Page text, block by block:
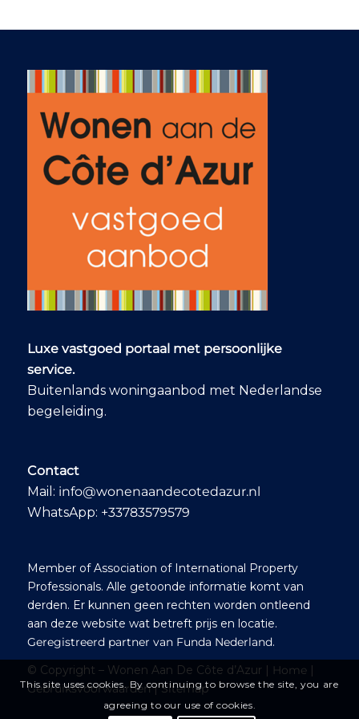
op mail en app. De
geweldig, reageren
ook snel en spreken
zitten er ook bij, bij
de notaris om zaken
onduidelijk is. Dus
zullen wij Living on
the cotes d azur bij
iedereen aanbevelen
die hier op zoek is
Luxe vastgoed portaal met persoonlijke
service.
Buitenlands woningaanbod met Nederlandse
begeleiding.
Contact
Mail: info@wonenaandecotedazur.nl
WhatsApp: +33783579579
Member of Association of International Property
Professionals. Alle getoonde informatie komt van
derden. Er kunnen geen rechten worden ontleend
aan deze website wat betreft prijs en locatie.
Geregistreerd partner van Funda Nederland.
© Copyright – Wonen Aan De Côte d’Azur | Home|
Gebruiksvoorwaarden|Sitemap
This site uses cookies. By continuing to browse the site, you are
agreeing to our use of cookies.